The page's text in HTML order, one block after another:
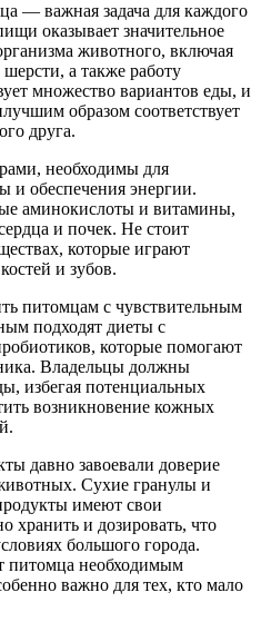
— важная задача для каждого
оказывает значительное
животного, включая
а также работу
множество вариантов еды, и
образом соответствует
друга.
необходимы для
обеспечения энергии.
аминокислоты и витамины,
и почек. Не стоит
которые играют
и зубов.
питомцам с чувствительным
подходят диеты с
которые помогают
Владельцы должны
избегая потенциальных
возникновение кожных
давно завоевали доверие
Сухие гранулы и
имеют свои
хранить и дозировать, что
большого города.
питомца необходимым
важно для тех, кто мало